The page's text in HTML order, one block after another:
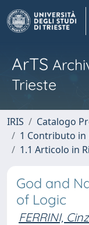
ArTS
Trieste
IRIS
Catalogo
1 Contributo in
1.1 Articolo in
God and
of Logic
FERRINI,